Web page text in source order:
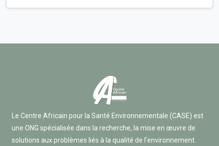
Le Centre Africain pour la Santé Environnementale (CASE) est
une ONG spécialisée dans la recherche, la mise en œuvre de
solutions aux problèmes liés à la qualité de l’environnement.